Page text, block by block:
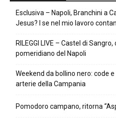
Esclusiva – Napoli, Branchini a
Jesus? I se nel mio lavoro
RILEGGI LIVE – Castel di
pomeridiano del Napoli
Weekend da bollino nero: code
arterie della Campania
Pomodoro campano, ritorna